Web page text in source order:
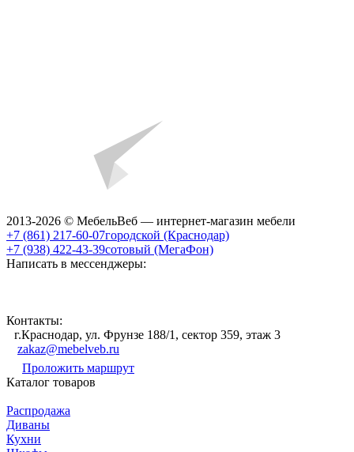
2013-2026 © МебельВеб — интернет-магазин мебели
+7 (861) 217-60-07городской (Краснодар)
+7 (938) 422-43-39сотовый (МегаФон)
Написать в мессенджеры:
Контакты:
г.Краснодар, ул. Фрунзе 188/1, сектор 359, этаж 3
zakaz@mebelveb.ru
Проложить маршрут
Каталог товаров
Распродажа
Диваны
Кухни